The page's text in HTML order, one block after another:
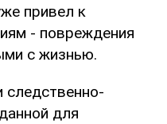
привел к
- повреждения
с жизнью.
для